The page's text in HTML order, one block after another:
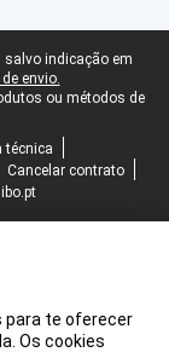
salvo indicação em
envio.
ou métodos de
técnica
Cancelar contrato
para te oferecer
Os cookies